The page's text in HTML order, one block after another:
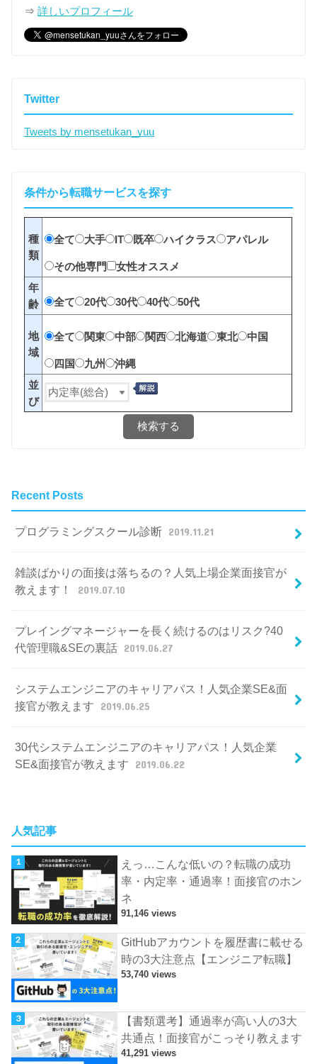
⇒詳しいプロフィール
Twitter
Tweets by mensetukan_yuu
条件から転職サービスを探す
種
類
全て 大手 IT 既卒 ハイクラス アパレル
その他専門
女性オススメ
年
齢
全て 20代 30代 40代 50代
地
域
全て 関東 中部 関西 北海道 東北 中国
四国 九州
沖縄
並
び
検索する
Recent Posts
プログラミングスクール診断 2019.11.21
雑談ばかりの面接は落ちるの？人気上場企業面接官が
教えます！
2019.07.10
プレイングマネージャーを長く続けるのはリスク?40
代管理職&SEの裏話 2019.06.27
システムエンジニアのキャリアパス！人気企業SE&面
接官が教えます
2019.06.25
30代システムエンジニアのキャリアパス！人気企業
SE&面接官が教えます
2019.06.22
人気記事
えっ…こんな低いの？転職の成功
率・内定率・通過率！面接官のホン
ネ
91,146 views
GitHubアカウントを履歴書に載せる
時の3大注意点【エンジニア転職】
53,740 views
【書類選考】通過率が高い人の3大
共通点！面接官がこっそり教えます
41,291 views